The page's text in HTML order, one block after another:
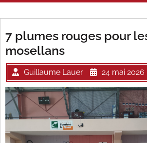
7 plumes rouges pour
mosellans
Guillaume Lauer 24 mai 2026